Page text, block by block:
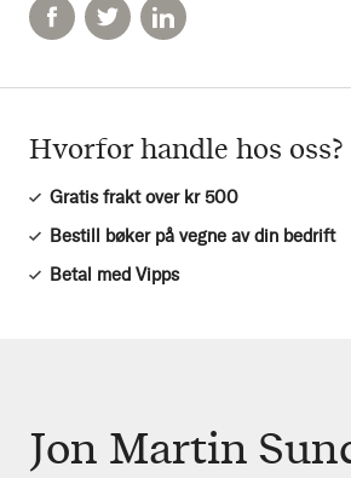
Hvorfor handle hos oss?
Gratis frakt over kr 500
Bestill bøker på vegne av din bedrift
Betal med Vipps
Jon Martin